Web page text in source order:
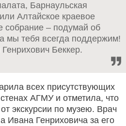
Барнаульская
Алтайское краевое
собрание – подумай об
мы тебя всегда поддержим!
Беккер.
всех присутствующих
АГМУ и отметила, что
экскурсии по музею. Врач
Ивана Генриховича за его